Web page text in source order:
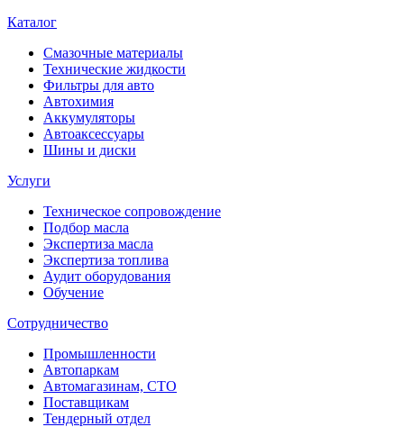
Каталог
Смазочные материалы
Технические жидкости
Фильтры для авто
Автохимия
Аккумуляторы
Автоаксессуары
Шины и диски
Услуги
Техническое сопровождение
Подбор масла
Экспертиза масла
Экспертиза топлива
Аудит оборудования
Обучение
Сотрудничество
Промышленности
Автопаркам
Автомагазинам, СТО
Поставщикам
Тендерный отдел